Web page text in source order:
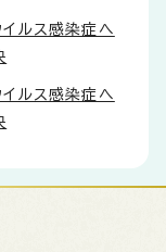
ルス感染症へ
ルス感染症へ